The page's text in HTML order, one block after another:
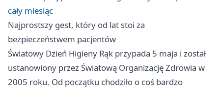
cały miesiąc
Najprostszy gest, który od lat stoi za
bezpieczeństwem pacjentów
Światowy Dzień Higieny Rąk przypada 5 maja i został
ustanowiony przez Światową Organizację Zdrowia w
2005 roku. Od początku chodziło o coś bardzo